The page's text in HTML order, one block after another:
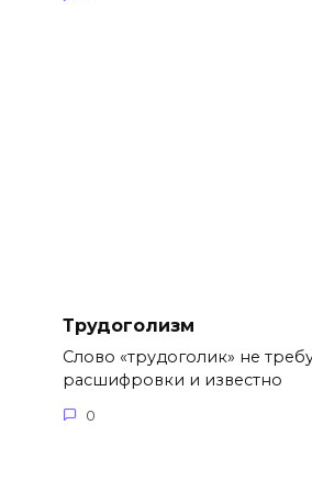
Трудоголизм
Слово «трудоголик» не
расшифровки и известно
0